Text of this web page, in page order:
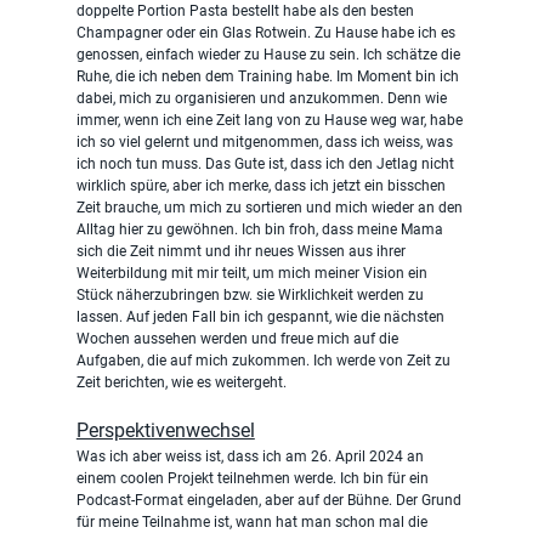
doppelte Portion Pasta bestellt habe als den besten
Champagner oder ein Glas Rotwein. Zu Hause habe ich es
genossen, einfach wieder zu Hause zu sein. Ich schätze die
Ruhe, die ich neben dem Training habe. Im Moment bin ich
dabei, mich zu organisieren und anzukommen. Denn wie
immer, wenn ich eine Zeit lang von zu Hause weg war, habe
ich so viel gelernt und mitgenommen, dass ich weiss, was
ich noch tun muss. Das Gute ist, dass ich den Jetlag nicht
wirklich spüre, aber ich merke, dass ich jetzt ein bisschen
Zeit brauche, um mich zu sortieren und mich wieder an den
Alltag hier zu gewöhnen. Ich bin froh, dass meine Mama
sich die Zeit nimmt und ihr neues Wissen aus ihrer
Weiterbildung mit mir teilt, um mich meiner Vision ein
Stück näherzubringen bzw. sie Wirklichkeit werden zu
lassen. Auf jeden Fall bin ich gespannt, wie die nächsten
Wochen aussehen werden und freue mich auf die
Aufgaben, die auf mich zukommen. Ich werde von Zeit zu
Zeit berichten, wie es weitergeht.
Perspektivenwechsel
Was ich aber weiss ist, dass ich am 26. April 2024 an
einem coolen Projekt teilnehmen werde. Ich bin für ein
Podcast-Format eingeladen, aber auf der Bühne. Der Grund
für meine Teilnahme ist, wann hat man schon mal die